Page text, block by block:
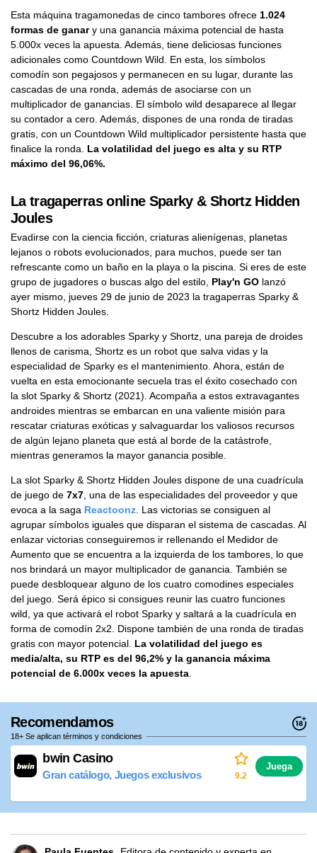
Esta máquina tragamonedas de cinco tambores ofrece 1.024
formas de ganary una ganancia máxima potencial de hasta
5.000x veces la apuesta. Además, tiene deliciosas funciones
adicionales como Countdown Wild. En esta, los símbolos
comodín son pegajosos y permanecen en su lugar, durante las
cascadas de una ronda, además de asociarse con un
multiplicador de ganancias. El símbolo wild desaparece al llegar
su contador a cero. Además, dispones de una ronda de tiradas
gratis, con un Countdown Wild multiplicador persistente hasta que
finalice la ronda. La volatilidad del juego es alta y su RTP
máximo del 96,06%.
La tragaperras online Sparky & Shortz Hidden
Joules
Evadirse con la ciencia ficción, criaturas alienígenas, planetas
lejanos o robots evolucionados, para muchos, puede ser tan
refrescante como un baño en la playa o la piscina. Si eres de este
grupo de jugadores o buscas algo del estilo, Play'n GO lanzó
ayer mismo, jueves 29 de junio de 2023 la tragaperras Sparky &
Shortz Hidden Joules.
Descubre a los adorables Sparky y Shortz, una pareja de droides
llenos de carisma, Shortz es un robot que salva vidas y la
especialidad de Sparky es el mantenimiento. Ahora, están de
vuelta en esta emocionante secuela tras el éxito cosechado con
la slot Sparky & Shortz (2021). Acompaña a estos extravagantes
androides mientras se embarcan en una valiente misión para
rescatar criaturas exóticas y salvaguardar los valiosos recursos
de algún lejano planeta que está al borde de la catástrofe,
mientras generamos la mayor ganancia posible.
La slot Sparky & Shortz Hidden Joules dispone de una cuadrícula
de juego de 7x7 , una de las especialidades del proveedor y que
evoca a la saga Reactoonz . Las victorias se consiguen al
agrupar símbolos iguales que disparan el sistema de cascadas. Al
enlazar victorias conseguiremos ir rellenando el Medidor de
Aumento que se encuentra a la izquierda de los tambores, lo que
nos brindará un mayor multiplicador de ganancia. También se
puede desbloquear alguno de los cuatro comodines especiales
del juego. Será épico si consigues reunir las cuatro funciones
wild, ya que activará el robot Sparky y saltará a la cuadrícula en
forma de comodín 2x2. Dispone también de una ronda de tiradas
gratis con mayor potencial. La volatilidad del juego es
media/alta, su RTP es del 96,2% y la ganancia máxima
potencial de 6.000x veces la apuesta
Recomendamos
18+ Se aplican términos y condiciones
bwin Casino
Gran catálogo, Juegos exclusivos 9.2
Juega